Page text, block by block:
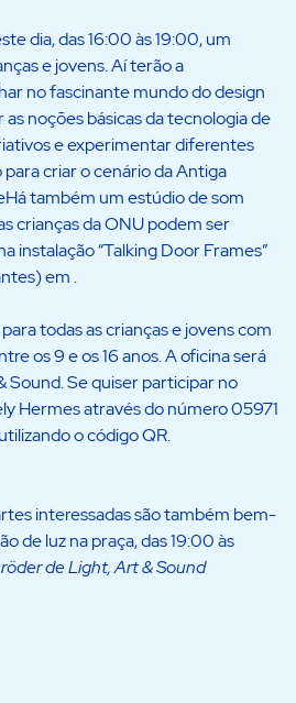
dia, das 16:00 às 19:00, um
e jovens. Aí terão a
no fascinante mundo do design
noções básicas da tecnologia de
e experimentar diferentes
criar o cenário da Antiga
também um estúdio de som
crianças da ONU podem ser
instalação “Talking Door Frames”
em .
todas as crianças e jovens com
os 9 e os 16 anos. A oficina será
Se quiser participar no
Hermes através do número 05971
o código QR.
interessadas são também bem-
de luz na praça, das 19:00 às
de Light, Art & Sound